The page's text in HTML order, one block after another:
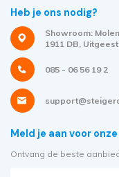
Heb je ons nodig?
Showroom:
1911 DB, Uitgeest
085 - 06 56 19 2
Meld je aan voor
Ontvang de beste